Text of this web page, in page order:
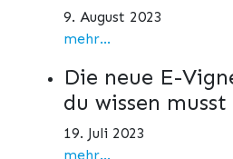
9. August 2023
mehr...
Die neue E-
du wissen musst
19. Juli 2023
mehr...